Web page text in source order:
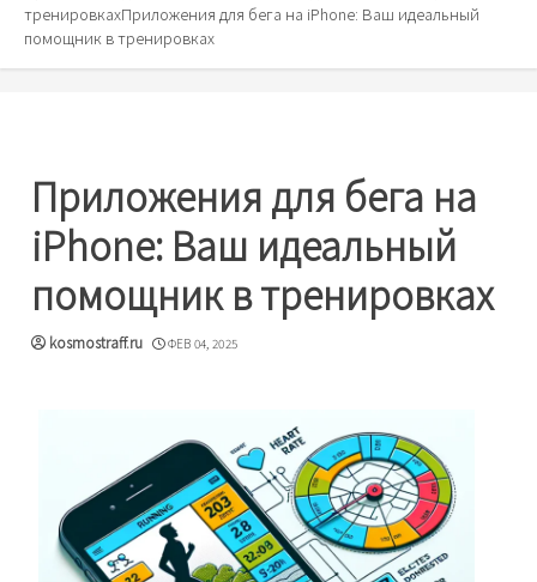
тренировкахПриложения для бега на iPhone: Ваш идеальный
помощник в тренировках
Приложения для бега на
iPhone: Ваш идеальный
помощник в тренировках
kosmostraff.ru ФЕВ 04, 2025